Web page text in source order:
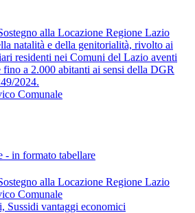
alla Locazione Regione Lazio
natalità e della genitorialità, rivolto ai
residenti nei Comuni del Lazio aventi
fino a 2.000 abitanti ai sensi della DGR
2024.
Comunale
- in formato tabellare
alla Locazione Regione Lazio
Comunale
Sussidi vantaggi economici